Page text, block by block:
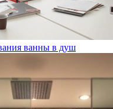
ванны в душ